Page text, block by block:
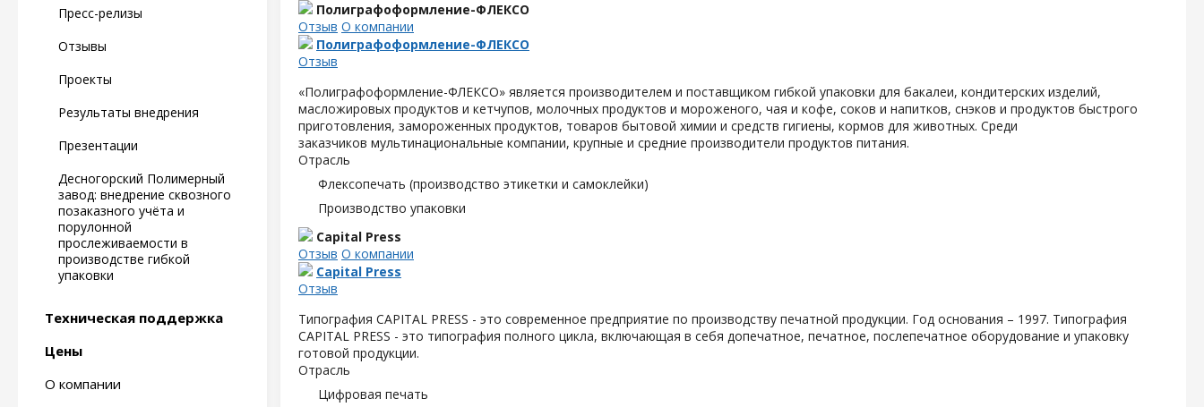
Пресс-релизы
Отзывы
Проекты
Результаты внедрения
Презентации
Десногорский Полимерный
завод: внедрение сквозного
позаказного учёта и
порулонной
прослеживаемости в
производстве гибкой
упаковки
Техническая поддержка
Цены
О компании
Полиграфоформление-ФЛЕКСО
Отзыв О компании
Полиграфоформление-ФЛЕКСО
Отзыв
«Полиграфоформление-ФЛЕКСО» является производителем и поставщиком гибкой упаковки для бакалеи, кондитерских изделий,
масложировых продуктов и кетчупов, молочных продуктов и мороженого, чая и кофе, соков и напитков, снэков и продуктов быстрого
приготовления, замороженных продуктов, товаров бытовой химии и средств гигиены, кормов для животных. Среди
заказчиков мультинациональные компании, крупные и средние производители продуктов питания.
Отрасль
Флексопечать (производство этикетки и самоклейки)
Производство упаковки
Capital Press
Отзыв О компании
Capital Press
Отзыв
Типография CAPITAL PRESS - это современное предприятие по производству печатной продукции. Год основания – 1997. Типография
CAPITAL PRESS - это типография полного цикла, включающая в себя допечатное, печатное, послепечатное оборудование и упаковку
готовой продукции.
Отрасль
Цифровая печать